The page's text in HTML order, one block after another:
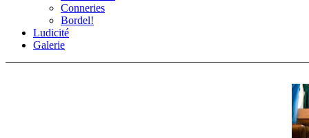
Conneries
Bordel!
Ludicité
Galerie